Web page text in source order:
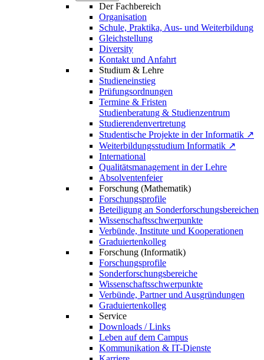
Der Fachbereich
Organisation
Schule, Praktika, Aus- und Weiterbildung
Gleichstellung
Diversity
Kontakt und Anfahrt
Studium & Lehre
Studieneinstieg
Prüfungsordnungen
Termine & Fristen
Studienberatung & Studienzentrum
Studierendenvertretung
Studentische Projekte in der Informatik ↗
Weiterbildungsstudium Informatik ↗
International
Qualitätsmanagement in der Lehre
Absolventenfeier
Forschung (Mathematik)
Forschungsprofile
Beteiligung an Sonderforschungsbereichen
Wissenschaftsschwerpunkte
Verbünde, Institute und Kooperationen
Graduiertenkolleg
Forschung (Informatik)
Forschungsprofile
Sonderforschungsbereiche
Wissenschaftsschwerpunkte
Verbünde, Partner und Ausgründungen
Graduiertenkolleg
Service
Downloads / Links
Leben auf dem Campus
Kommunikation & IT-Dienste